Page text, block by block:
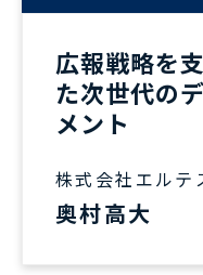
広報戦略を
た次世代の
メント
株式会社エルテ
奥村高大